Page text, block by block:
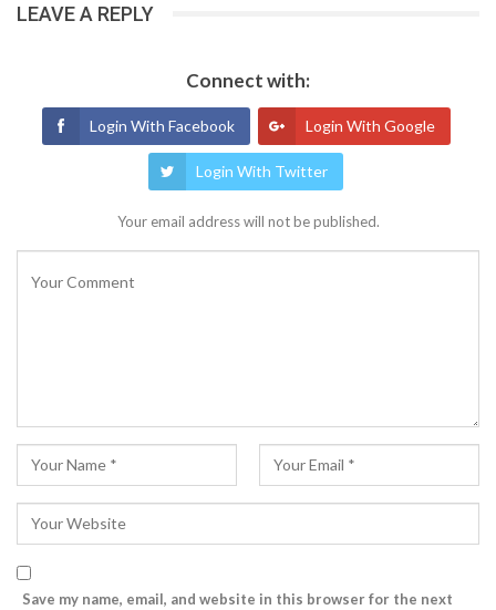
LEAVE A REPLY
Connect with:
Login With Facebook Login With Google
Login With Twitter
Your email address will not be published.
Save my name, email, and website in this browser for the next